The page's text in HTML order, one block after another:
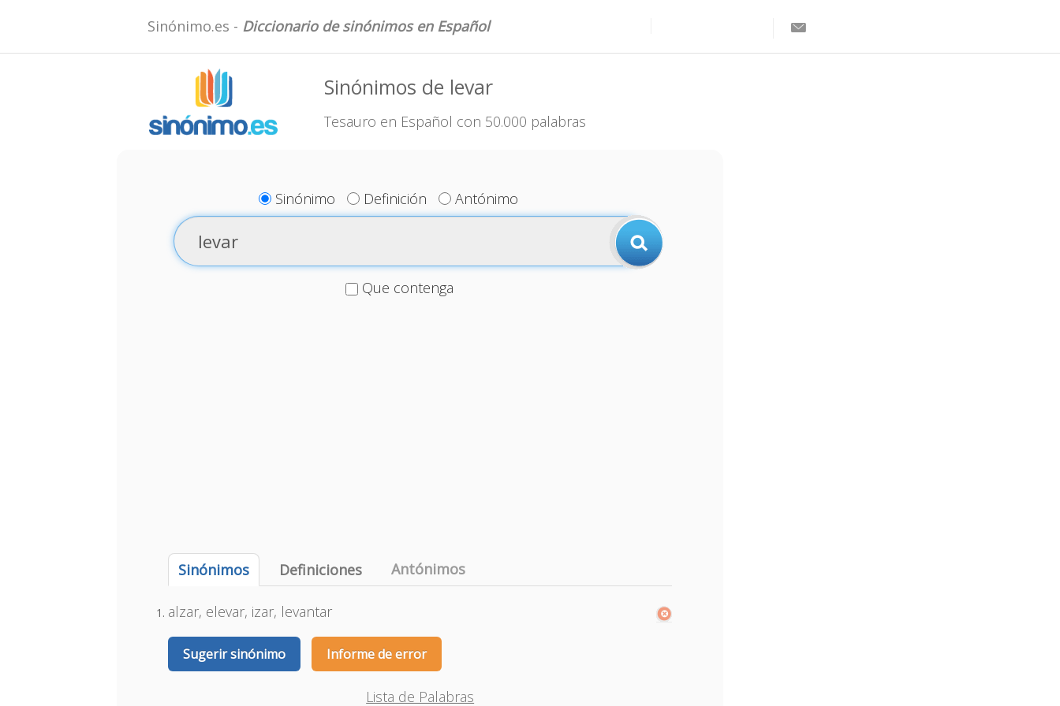
Sinónimo.es - Diccionario de sinónimos en Español
Sinónimos de levar
Tesauro en Español con 50.000 palabras
Sinónimo Definición Antónimo
Que contenga
Sinónimos Definiciones Antónimos
alzar, elevar, izar, levantar
Sugerir sinónimo Informe de error
Lista de Palabras